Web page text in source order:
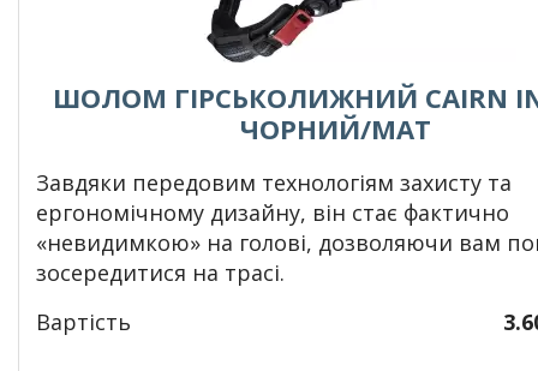
ШОЛОМ ГІРСЬКОЛИЖНИЙ CAIRN
ЧОРНИЙ/МАТ
Завдяки передовим технологіям захисту та
ергономічному дизайну, він стає фактично
«невидимкою» на голові, дозволяючи вам
зосередитися на трасі.
Вартість